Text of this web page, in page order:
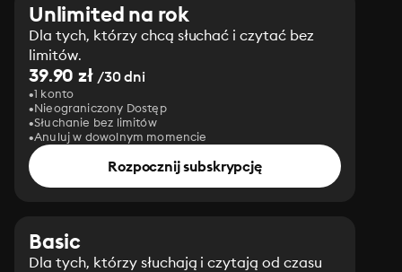
Unlimited na rok
Dla tych, którzy chcą słuchać i czytać bez
limitów.
39.90 zł/30 dni
1 konto
Nieograniczony Dostęp
Słuchanie bez limitów
Anuluj w dowolnym momencie
Rozpocznij subskrypcję
Basic
Dla tych, którzy słuchają i czytają od czasu